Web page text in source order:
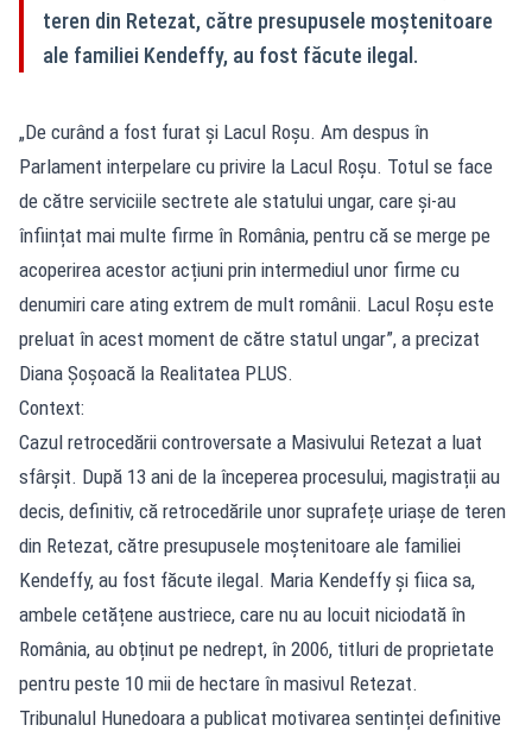
teren din Retezat, către presupusele moștenitoare
ale familiei Kendeffy, au fost făcute ilegal.
„De curând a fost furat și Lacul Roșu. Am despus în
Parlament interpelare cu privire la Lacul Roșu. Totul se face
de către serviciile sectrete ale statului ungar, care și-au
înființat mai multe firme în România, pentru că se merge pe
acoperirea acestor acțiuni prin intermediul unor firme cu
denumiri care ating extrem de mult românii. Lacul Roșu este
preluat în acest moment de către statul ungar”, a precizat
Diana Șoșoacă la Realitatea PLUS.
Context:
Cazul retrocedării controversate a Masivului Retezat a luat
sfârșit. După 13 ani de la începerea procesului, magistrații au
decis, definitiv, că retrocedările unor suprafețe uriașe de teren
din Retezat, către presupusele moștenitoare ale familiei
Kendeffy, au fost făcute ilegal. Maria Kendeffy și fiica sa,
ambele cetățene austriece, care nu au locuit niciodată în
România, au obținut pe nedrept, în 2006, titluri de proprietate
pentru peste 10 mii de hectare în masivul Retezat.
Tribunalul Hunedoara a publicat motivarea sentinței definitive